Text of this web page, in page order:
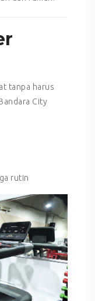
tanpa harus
City
rutin